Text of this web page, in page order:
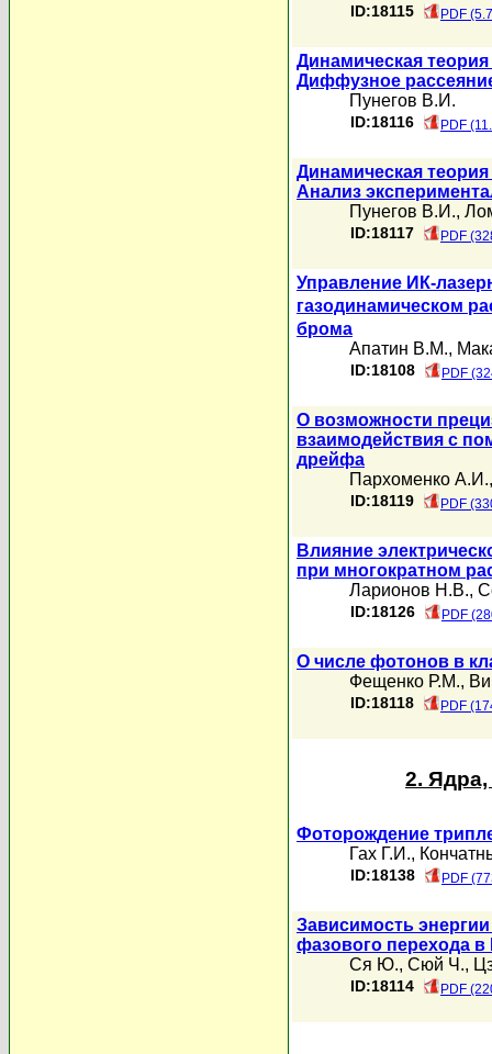
ID:18115 PDF
Динамическая
Диффузное
Пунегов В.И.
ID:18116 PDF
Динамическая
Анализ
Пунегов В.И.,
ID:18117 PDF
Управление ИК-
газодинамическом
брома
Апатин В.М.,
ID:18108 PDF
О возможности
взаимодействия с
дрейфа
Пархоменко А.И.
ID:18119 PDF
Влияние
при многократном
Ларионов Н.В.,
ID:18126 PDF
О числе фотонов в
Фещенко Р.М.,
ID:18118 PDF
2. Ядра,
Фоторождение
Гах Г.И.,
ID:18138 PDF
Зависимость
фазового перехода в
Ся Ю., Сюй Ч.,
ID:18114 PDF